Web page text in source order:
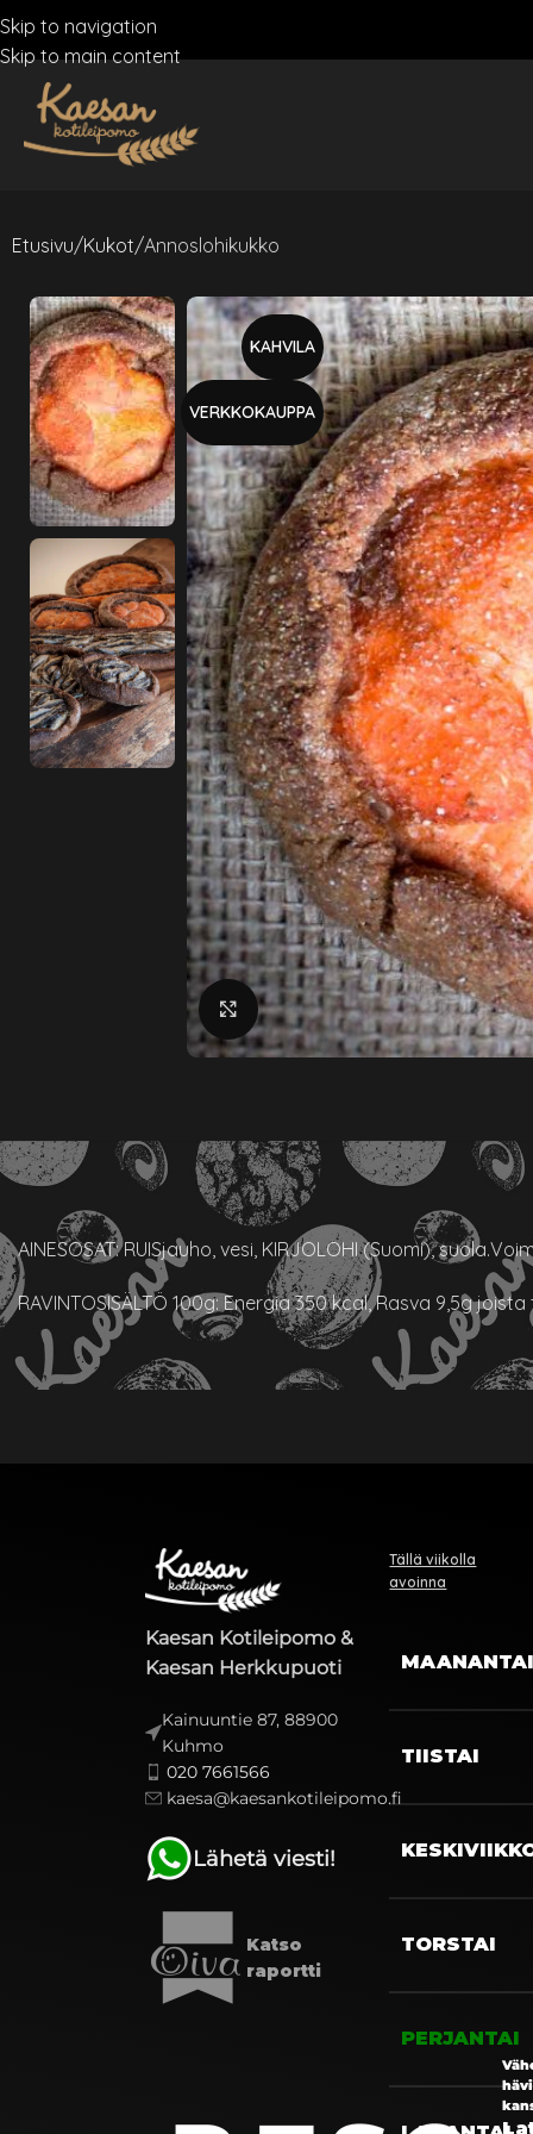
Skip to navigation
Skip to main content
Etusivu Kukot Annoslohikukko
KAHVILA
VERKKOKAUPPA
klikkaa suuremmaksi
AINESOSAT: RUISjauho, vesi, KIRJOLOHI (Suomi),
RAVINTOSISÄLTÖ 100g: Energia 350 kcal, Rasva 9,5g
Kaesan Kotileipomo &
Kaesan Herkkupuoti
Kainuuntie 87, 88900
Kuhmo
020 7661566
kaesa@kaesankotileipomo.fi
Lähetä viesti!
Katso
raportti
Tällä viikolla
avoinna
TIISTAI
TORSTAI
PERJANTAI